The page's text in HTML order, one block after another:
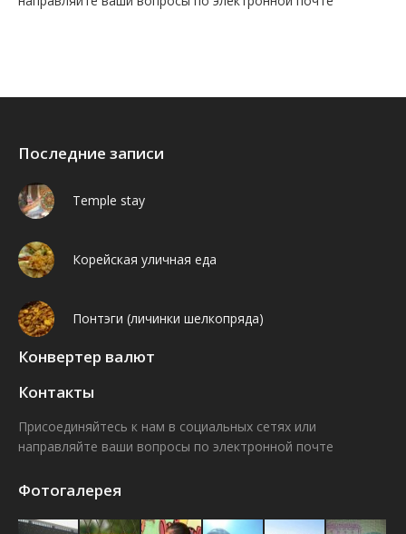
Последние записи
Temple stay
Корейская уличная еда
Понтэги (личинки шелкопряда)
Конвертер валют
Контакты
Присоединяйтесь к нам в социальных сетях или
направляйте ваши вопросы по электронной почте
Фотогалерея